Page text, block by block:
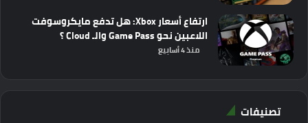
ارتفاع أسعار Xbox: هل تدفع مايكروسوفت
اللاعبين نحو Game Pass والـ Cloud ؟
منذ 4 أسابيع
تصنيفات